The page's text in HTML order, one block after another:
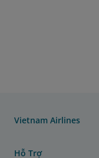
Vietnam Airlines
Hỗ Trợ